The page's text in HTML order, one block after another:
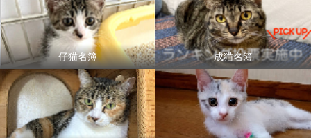
仔猫名簿 成猫名簿